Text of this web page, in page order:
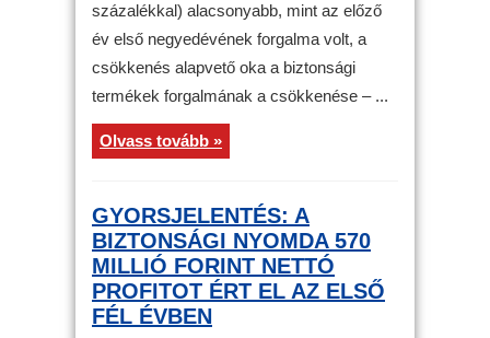
százalékkal) alacsonyabb, mint az előző
év első negyedévének forgalma volt, a
csökkenés alapvető oka a biztonsági
termékek forgalmának a csökkenése – ...
Olvass tovább »
GYORSJELENTÉS: A
BIZTONSÁGI NYOMDA 570
MILLIÓ FORINT NETTÓ
PROFITOT ÉRT EL AZ ELSŐ
FÉL ÉVBEN